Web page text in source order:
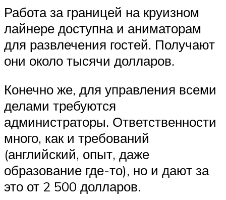
Работа за границей на круизном
лайнере доступна и аниматорам
для развлечения гостей. Получают
они около тысячи долларов.
Конечно же, для управления всеми
делами требуются
администраторы. Ответственности
много, как и требований
(английский, опыт, даже
образование где-то), но и дают за
это от 2 500 долларов.